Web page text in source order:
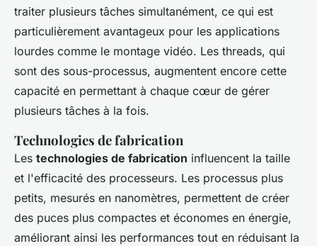
traiter plusieurs tâches simultanément, ce qui est
particulièrement avantageux pour les applications
lourdes comme le montage vidéo. Les threads, qui
sont des sous-processus, augmentent encore cette
capacité en permettant à chaque cœur de gérer
plusieurs tâches à la fois.
Technologies de fabrication
Les technologies de fabrication influencent la taille
et l'efficacité des processeurs. Les processus plus
petits, mesurés en nanomètres, permettent de créer
des puces plus compactes et économes en énergie,
améliorant ainsi les performances tout en réduisant la